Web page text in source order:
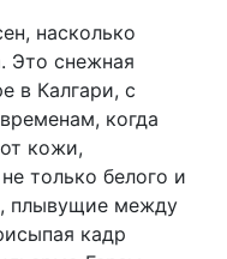
насколько
Это снежная
в Калгари, с
когда
кожи,
только белого и
плывущие между
кадр